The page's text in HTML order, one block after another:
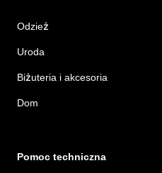
Odzież
Uroda
Biżuteria i akcesoria
Dom
Pomoc techniczna